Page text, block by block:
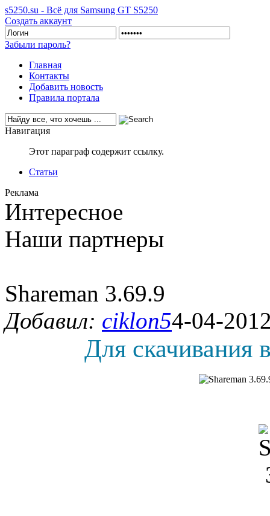
s5250.su - Всё для Samsung GT S5250
Создать аккаунт
Забыли пароль?
Главная
Контакты
Добавить новость
Правила портала
Навигация
Этот параграф содержит ссылку.
Статьи
Реклама
Интересное
Наши партнеры
Shareman 3.69.9
Добавил: ciklon54-04-
Для скачивания